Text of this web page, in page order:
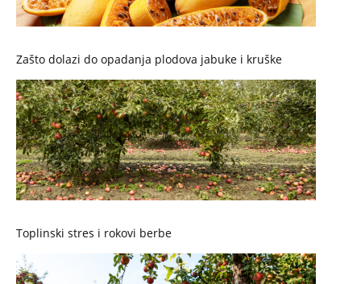
Zašto dolazi do opadanja plodova jabuke i kruške
Toplinski stres i rokovi berbe